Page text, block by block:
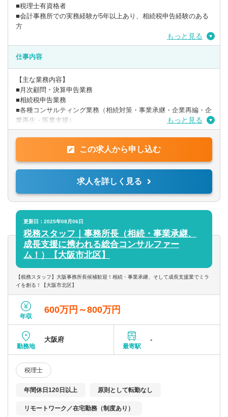
■税理士有資格者
■会計事務所での実務経験が5年以上あり、相続税申告経験のある
方
【歓迎要件】
■税務顧問を中心にやってきた方
※時短勤務相談可能です！
もっと見る
仕事内容
【主な業務内容】
■月次顧問・決算申告業務
■相続税申告業務
■各種コンサルティング業務（相続対策・事業承継・企業再編・企
業再生・医業支援）
〇入社時の業務イメージとしては、相続案件6割、法人顧問業務4
割です。相続は月3件程度/顧問は担当10件程度です。自身の経験
に合わせて段階的に業務をお任せします。
※入社後のキャリアアップとして、資産税(事業承継/組織再編/相
続対策等)や中小企業成長支援（資金繰り改善経営アドバイ
ス/MAS監査/財務コンサル）などにも携わることも可能です。 自
身の考えと意欲を重要視した働き方を実現することが出来ます。
〇高付加価値の創造と提供を大切にしています。そのために、ま
ずはきめ細やかなヒアリングで問題点を見つけ、弁護士や司法書
士のチームで問題を解決することで高付加価値な商品を創造し、
お客様に提供しております。
〇クラウド型顧問対応やテレワークを取り入れ、時勢に合った働
き方が可能です。
もっと見る
この求人から申し込む
求人を詳しく見る
更新日：2025年08月06日
税務スタッフ｜事務所長（相続・事業承継、
成長支援に携われる総合コンサルファー
ム！）【大阪市北区】
【税務スタッフ】大阪事務所長候補歓迎！相続・事業承継、そして成長支援業でミラ
イを創る！【大阪市北区】
年収
600万円～800万円
勤務地
大阪府
最寄駅
-
税理士
年間休日120日以上 原則として転勤なし
リモートワーク／在宅勤務（制度あり）